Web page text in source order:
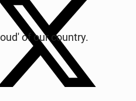
of our country.